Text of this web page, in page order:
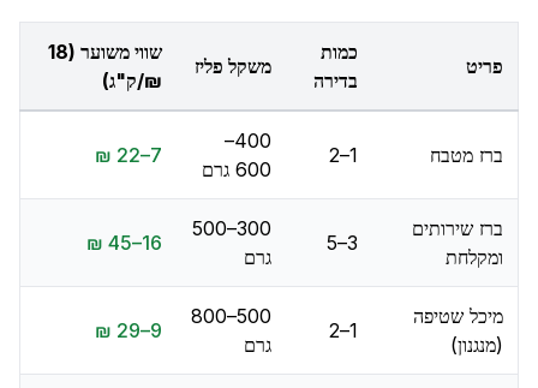
פריט
כמות
בדירה
משקל פליז
שווי משוער (18
₪/ק"ג)
ברז מטבח 1–2
400–
600 גרם
7–22 ₪
ברז שירותים
ומקלחת
3–5
300–500
גרם
16–45 ₪
מיכל שטיפה
(מנגנון)
1–2
500–800
גרם
9–29 ₪